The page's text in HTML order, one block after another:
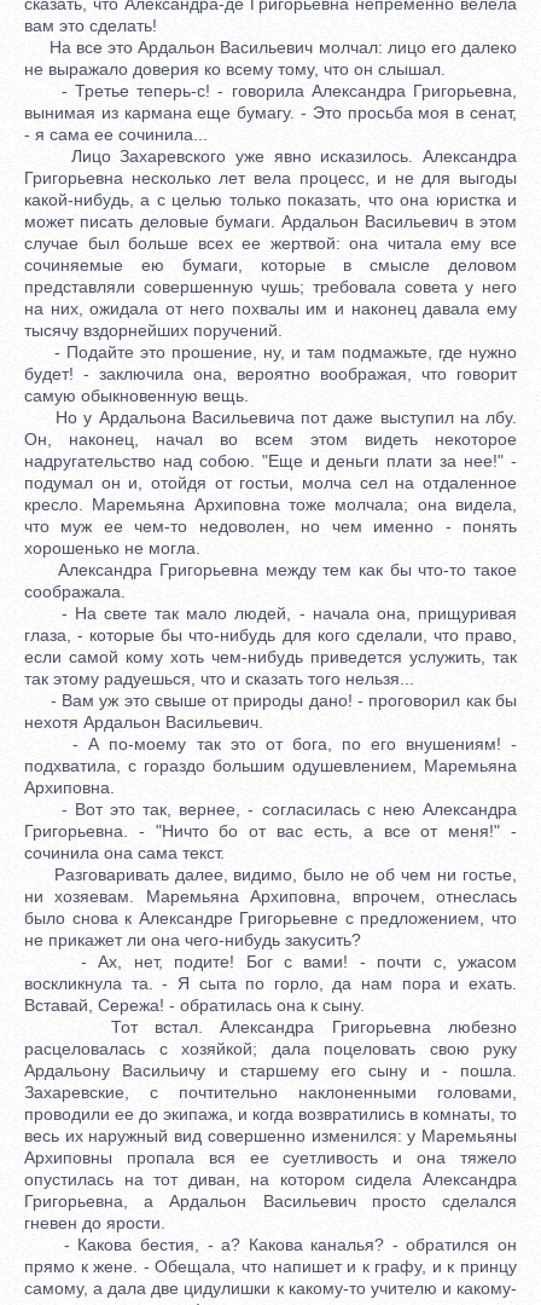
вам это сделать!
На все это Ардальон Васильевич молчал: лицо его далеко
не выражало доверия ко всему тому, что он слышал.
- Третье теперь-с! - говорила Александра Григорьевна,
вынимая из кармана еще бумагу. - Это просьба моя в сенат,
- я сама ее сочинила...
Лицо Захаревского уже явно исказилось. Александра
Григорьевна несколько лет вела процесс, и не для выгоды
какой-нибудь, а с целью только показать, что она юристка и
может писать деловые бумаги. Ардальон Васильевич в этом
случае был больше всех ее жертвой: она читала ему все
сочиняемые ею бумаги, которые в смысле деловом
представляли совершенную чушь; требовала совета у него
на них, ожидала от него похвалы им и наконец давала ему
тысячу вздорнейших поручений.
- Подайте это прошение, ну, и там подмажьте, где нужно
будет! - заключила она, вероятно воображая, что говорит
самую обыкновенную вещь.
Но у Ардальона Васильевича пот даже выступил на лбу.
Он, наконец, начал во всем этом видеть некоторое
надругательство над собою. "Еще и деньги плати за нее!" -
подумал он и, отойдя от гостьи, молча сел на отдаленное
кресло. Маремьяна Архиповна тоже молчала; она видела,
что муж ее чем-то недоволен, но чем именно - понять
хорошенько не могла.
Александра Григорьевна между тем как бы что-то такое
соображала.
- На свете так мало людей, - начала она, прищуривая
глаза, - которые бы что-нибудь для кого сделали, что право,
если самой кому хоть чем-нибудь приведется услужить, так
так этому радуешься, что и сказать того нельзя...
- Вам уж это свыше от природы дано! - проговорил как бы
нехотя Ардальон Васильевич.
- А по-моему так это от бога, по его внушениям! -
подхватила, с гораздо большим одушевлением, Маремьяна
Архиповна.
- Вот это так, вернее, - согласилась с нею Александра
Григорьевна. - "Ничто бо от вас есть, а все от меня!" -
сочинила она сама текст.
Разговаривать далее, видимо, было не об чем ни гостье,
ни хозяевам. Маремьяна Архиповна, впрочем, отнеслась
было снова к Александре Григорьевне с предложением, что
не прикажет ли она чего-нибудь закусить?
- Ах, нет, подите! Бог с вами! - почти с, ужасом
воскликнула та. - Я сыта по горло, да нам пора и ехать.
Вставай, Сережа! - обратилась она к сыну.
Тот встал. Александра Григорьевна любезно
расцеловалась с хозяйкой; дала поцеловать свою руку
Ардальону Васильичу и старшему его сыну и - пошла.
Захаревские, с почтительно наклоненными головами,
проводили ее до экипажа, и когда возвратились в комнаты, то
весь их наружный вид совершенно изменился: у Маремьяны
Архиповны пропала вся ее суетливость и она тяжело
опустилась на тот диван, на котором сидела Александра
Григорьевна, а Ардальон Васильевич просто сделался
гневен до ярости.
- Какова бестия, - а? Какова каналья? - обратился он
прямо к жене. - Обещала, что напишет и к графу, и к принцу
самому, а дала две цидулишки к какому-то учителю и какому-